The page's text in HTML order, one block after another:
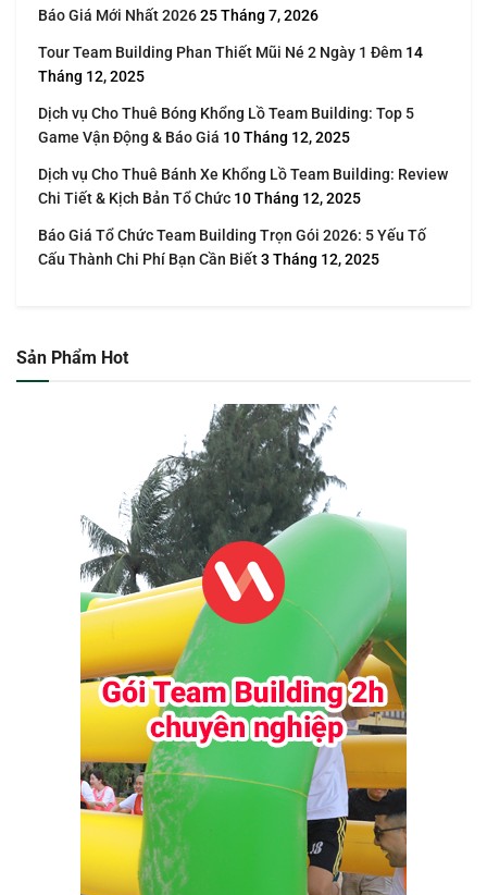
Báo Giá Mới Nhất 202625 Tháng 7, 2026
Tour Team Building Phan Thiết Mũi Né 2 Ngày 1 Đêm 14
Tháng 12, 2025
Dịch vụ Cho Thuê Bóng Khổng Lồ Team Building: Top 5
Game Vận Động & Báo Giá 10 Tháng 12, 2025
Dịch vụ Cho Thuê Bánh Xe Khổng Lồ Team Building: Review
Chi Tiết & Kịch Bản Tổ Chức 10 Tháng 12, 2025
Báo Giá Tổ Chức Team Building Trọn Gói 2026: 5 Yếu Tố
Cấu Thành Chi Phí Bạn Cần Biết3 Tháng 12, 2025
Sản Phẩm Hot